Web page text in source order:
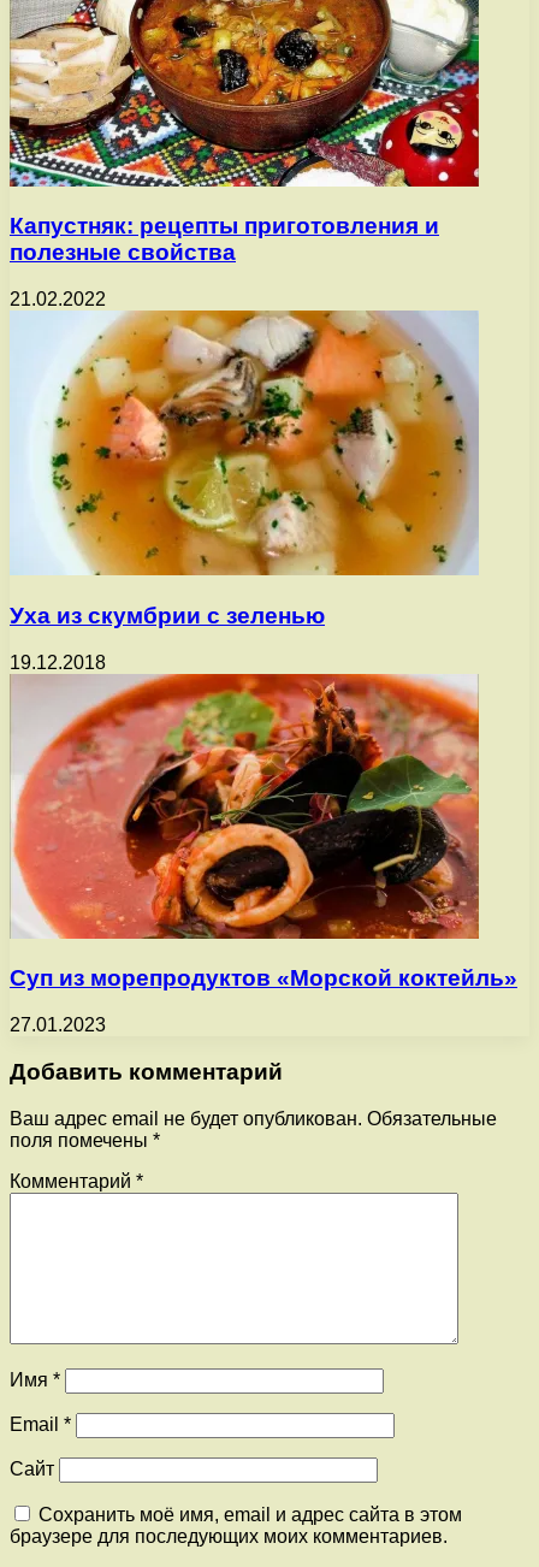
Капустняк: рецепты приготовления и
полезные свойства
21.02.2022
Уха из скумбрии с зеленью
19.12.2018
Суп из морепродуктов «Морской коктейль»
27.01.2023
Добавить комментарий
Ваш адрес email не будет опубликован. Обязательные
поля помечены *
Комментарий *
Имя *
Email *
Сайт
Сохранить моё имя, email и адрес сайта в этом
браузере для последующих моих комментариев.